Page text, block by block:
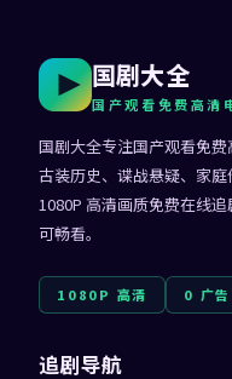
国剧大全
国产观看免费高清
国剧大全专注国产观看免
古装历史、谍战悬疑、家庭
1080P 高清画质免费在线
可畅看。
1080P 高清 0 广告
追剧导航